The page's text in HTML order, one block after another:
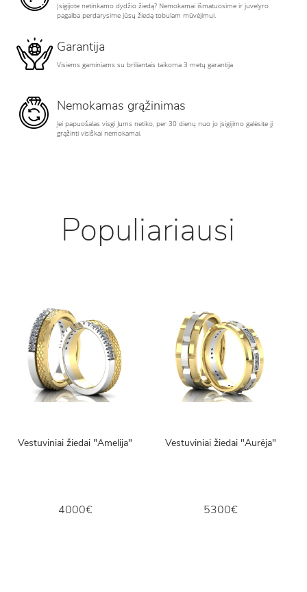
Įsigijote netinkamo dydžio žiedą? Nemokamai išmatuosime ir juvelyro
pagalba perdarysime jūsų žiedą tobulam mūvėjimui.
Garantija
Visiems gaminiams su briliantais taikoma 3 metų garantija
Nemokamas grąžinimas
Jei papuošalas visgi Jums netiko, per 30 dienų nuo jo įsigijimo galėsite jį
grąžinti visiškai nemokamai.
Populiariausi
Vestuviniai žiedai "Amelija"
4000€
Vestuviniai žiedai "Aurėja"
5300€